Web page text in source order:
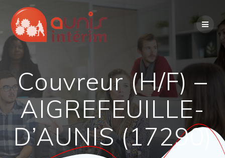
Couvreur (H/F) –
AIGREFEUILLE-
D’AUNIS (17290)